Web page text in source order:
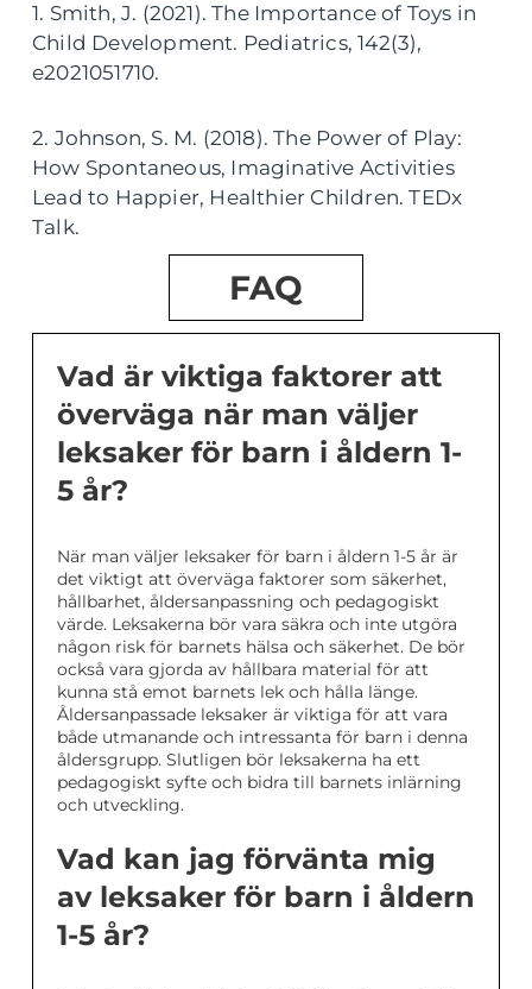
1. Smith, J. (2021). The Importance of Toys in
Child Development. Pediatrics, 142(3),
e2021051710.
2. Johnson, S. M. (2018). The Power of Play:
How Spontaneous, Imaginative Activities
Lead to Happier, Healthier Children. TEDx
Talk.
FAQ
Vad är viktiga faktorer att
överväga när man väljer
leksaker för barn i åldern 1-
5 år?
När man väljer leksaker för barn i åldern 1-5 år är
det viktigt att överväga faktorer som säkerhet,
hållbarhet, åldersanpassning och pedagogiskt
värde. Leksakerna bör vara säkra och inte utgöra
någon risk för barnets hälsa och säkerhet. De bör
också vara gjorda av hållbara material för att
kunna stå emot barnets lek och hålla länge.
Åldersanpassade leksaker är viktiga för att vara
både utmanande och intressanta för barn i denna
åldersgrupp. Slutligen bör leksakerna ha ett
pedagogiskt syfte och bidra till barnets inlärning
och utveckling.
Vad kan jag förvänta mig
av leksaker för barn i åldern
1-5 år?